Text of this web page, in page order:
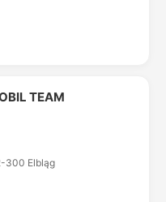
TEAM
300 Elbląg